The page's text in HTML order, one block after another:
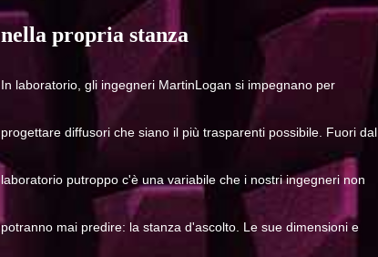
nella propria stanza
In laboratorio, gli ingegneri MartinLogan si impegnano per
progettare diffusori che siano il più trasparenti possibile. Fuori dal
laboratorio putroppo c'è una variabile che i nostri ingegneri non
potranno mai predire: la stanza d'ascolto. Le sue dimensioni e